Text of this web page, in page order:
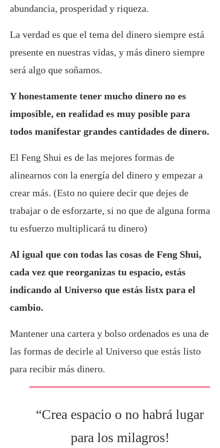
abundancia, prosperidad y riqueza.
La verdad es que el tema del dinero siempre está
presente en nuestras vidas, y más dinero siempre
será algo que soñamos.
Y honestamente tener mucho dinero no es
imposible, en realidad es muy posible para
todos manifestar grandes cantidades de dinero.
El Feng Shui es de las mejores formas de
alinearnos con la energía del dinero y empezar a
crear más. (Esto no quiere decir que dejes de
trabajar o de esforzarte, si no que de alguna forma
tu esfuerzo multiplicará tu dinero)
Al igual que con todas las cosas de Feng Shui,
cada vez que reorganizas tu espacio, estás
indicando al Universo que estás listx para el
cambio.
Mantener una cartera y bolso ordenados es una de
las formas de decirle al Universo que estás listo
para recibir más dinero.
“Crea espacio o no habrá lugar
para los milagros!